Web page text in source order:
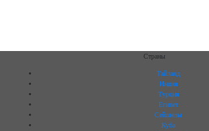
Страны
Тайланд
Индия
Турция
Египет
Сейшелы
Куба